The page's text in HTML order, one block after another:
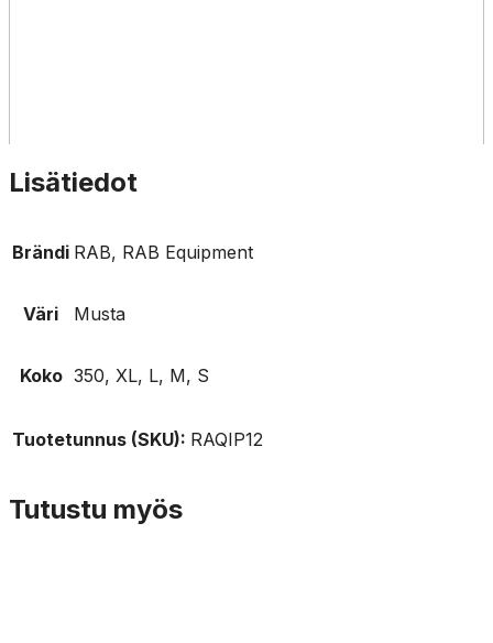
Lisätiedot
Brändi RAB, RAB Equipment
Väri Musta
Koko 350, XL, L, M, S
Tuotetunnus (SKU): RAQIP12
Tutustu myös